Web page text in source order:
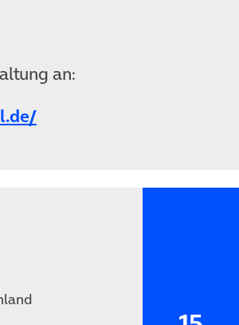
an:
(öffnet in neuem Tab)